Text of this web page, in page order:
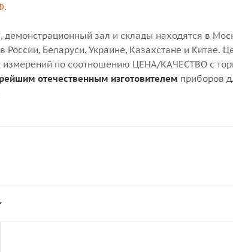
.
демонстрационный зал и склады находятся в
Беларуси, Украине, Казахстане и Китае.
измерений по соотношению ЦЕНА/КАЧЕСТВО с
отечественным изготовителем приборов